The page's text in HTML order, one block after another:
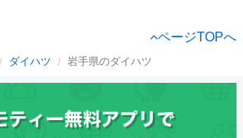
ページTOPへ
ダイハツ 岩手県のダイハツ